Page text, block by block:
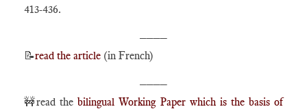
413-436.
📝read the article (in French)
🚧read thebilingual Working Paper which is the basis of